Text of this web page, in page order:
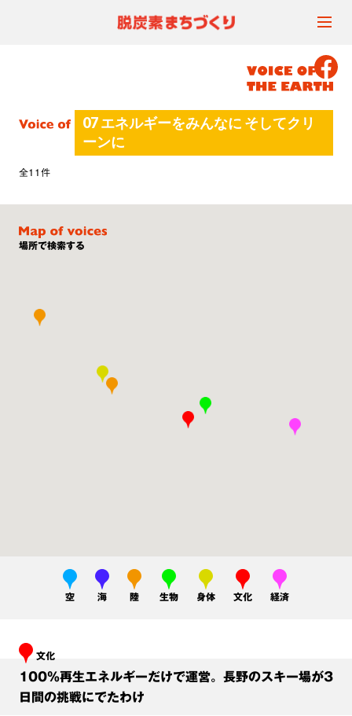
地球人の声
07 エネルギーをみんなに そしてクリ
ーンに
全11件
場所で検索する
空 海 陸 生物 身体 文化 経済
100%再生エネルギーだけで運営。長野のスキー場が3
日間の挑戦にでたわけ
文化